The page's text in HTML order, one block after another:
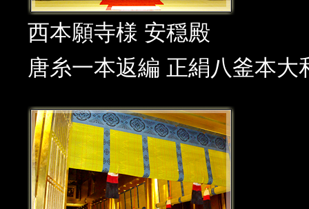
西本願寺様 安穏殿
唐糸一本返編 正絹八釜本大